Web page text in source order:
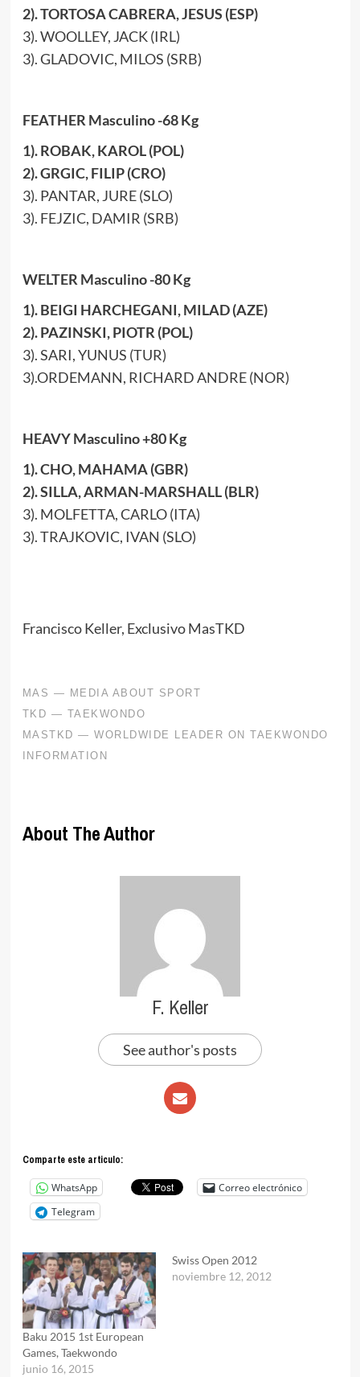
2). TORTOSA CABRERA, JESUS (ESP)
3). WOOLLEY, JACK (IRL)
3). GLADOVIC, MILOS (SRB)
FEATHER Masculino -68 Kg
1). ROBAK, KAROL (POL)
2). GRGIC, FILIP (CRO)
3). PANTAR, JURE (SLO)
3). FEJZIC, DAMIR (SRB)
WELTER Masculino -80 Kg
1). BEIGI HARCHEGANI, MILAD (AZE)
2). PAZINSKI, PIOTR (POL)
3). SARI, YUNUS (TUR)
3).ORDEMANN, RICHARD ANDRE (NOR)
HEAVY Masculino +80 Kg
1). CHO, MAHAMA (GBR)
2). SILLA, ARMAN-MARSHALL (BLR)
3). MOLFETTA, CARLO (ITA)
3). TRAJKOVIC, IVAN (SLO)
Francisco Keller, Exclusivo MasTKD
About The Author
F. Keller
See author's posts
Comparte este articulo:
WhatsApp
Correo electrónico
Telegram
Baku 2015 1st European
Games, Taekwondo
junio 16, 2015
Swiss Open 2012
noviembre 12, 2012